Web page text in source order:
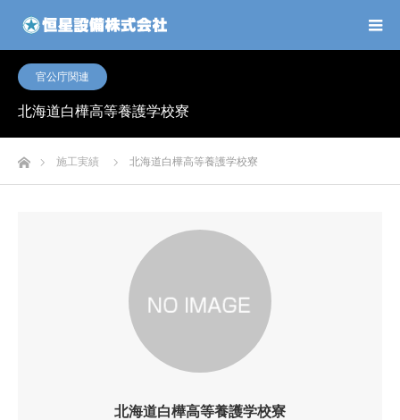
官公庁関連
北海道白樺高等養護学校寮
ホーム施工実績 北海道白樺高等養護学校寮
北海道白樺高等養護学校寮